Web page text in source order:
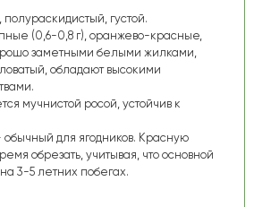
густой.
(0,6-0,8 г), оранжево-красные,
заметными белыми жилками,
обладают высокими
муч­нистой росой, устойчив к
обычный для ягодников. Красную
обрезать, учитывая, что основной
3-5 летних побегах.